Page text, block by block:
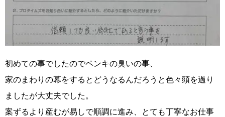
初めての事でしたのでペンキの臭いの事、
家のまわりの幕をするとどうなるんだろうと色々頭を過り
ましたが大丈夫でした。
案ずるより産むが易しで順調に進み、とても丁寧なお仕事